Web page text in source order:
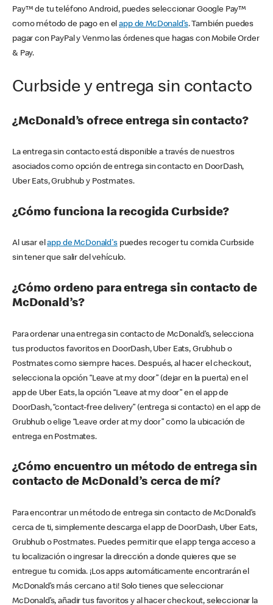
Pay™ de tu teléfono Android, puedes seleccionar Google Pay™
como método de pago en elapp de McDonald’s. También puedes
pagar con PayPal y Venmo las órdenes que hagas con Mobile Order
& Pay.
Curbside y entrega sin contacto
¿McDonald’s ofrece entrega sin contacto?
La entrega sin contacto está disponible a través de nuestros
asociados como opción de entrega sin contacto en DoorDash,
Uber Eats, Grubhub y Postmates.
¿Cómo funciona la recogida Curbside?
Al usar elapp de McDonald'spuedes recoger tu comida Curbside
sin tener que salir del vehículo.
¿Cómo ordeno para entrega sin contacto de
McDonald’s?
Para ordenar una entrega sin contacto de McDonald’s, selecciona
tus productos favoritos en DoorDash, Uber Eats, Grubhub o
Postmates como siempre haces. Después, al hacer el checkout,
selecciona la opción “Leave at my door” (dejar en la puerta) en el
app de Uber Eats, la opción “Leave at my door” en el app de
DoorDash, “contact-free delivery” (entrega si contacto) en el app de
Grubhub o elige “Leave order at my door” como la ubicación de
entrega en Postmates.
¿Cómo encuentro un método de entrega sin
contacto de McDonald’s cerca de mí?
Para encontrar un método de entrega sin contacto de McDonald’s
cerca de ti, simplemente descarga el app de DoorDash, Uber Eats,
Grubhub o Postmates. Puedes permitir que el app tenga acceso a
tu localización o ingresar la dirección a donde quieres que se
entregue tu comida. ¡Los apps automáticamente encontrarán el
McDonald’s más cercano a ti! Solo tienes que seleccionar
McDonald’s, añadir tus favoritos y al hacer checkout, seleccionar la